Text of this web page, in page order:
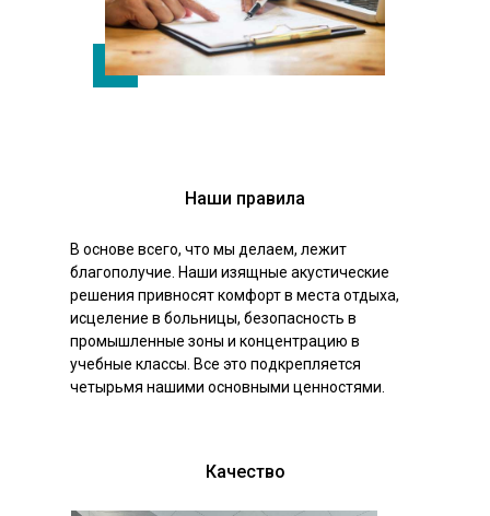
Наши правила
В основе всего, что мы делаем, лежит
благополучие. Наши изящные акустические
решения привносят комфорт в места отдыха,
исцеление в больницы, безопасность в
промышленные зоны и концентрацию в
учебные классы. Все это подкрепляется
четырьмя нашими основными ценностями.
Качество